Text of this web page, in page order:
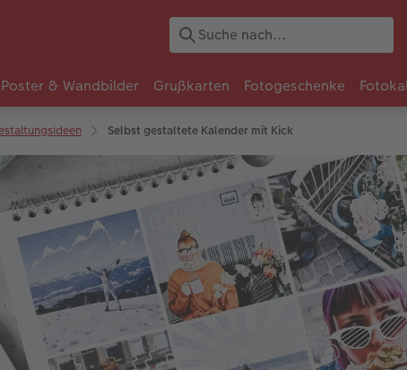
Poster & Wandbilder Grußkarten Fotogeschenke
Selbst gestaltete Kalender mit Kick